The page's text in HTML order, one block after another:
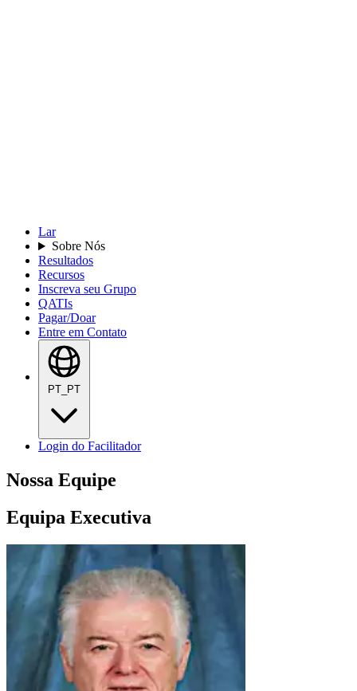
Lar
Sobre Nós
Resultados
Recursos
Inscreva seu Grupo
QATIs
Pagar/Doar
Entre em Contato
PT_PT
Login do Facilitador
Nossa Equipe
Equipa Executiva